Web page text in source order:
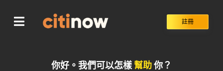
content
註冊
你好。我們可以怎樣 幫助你？